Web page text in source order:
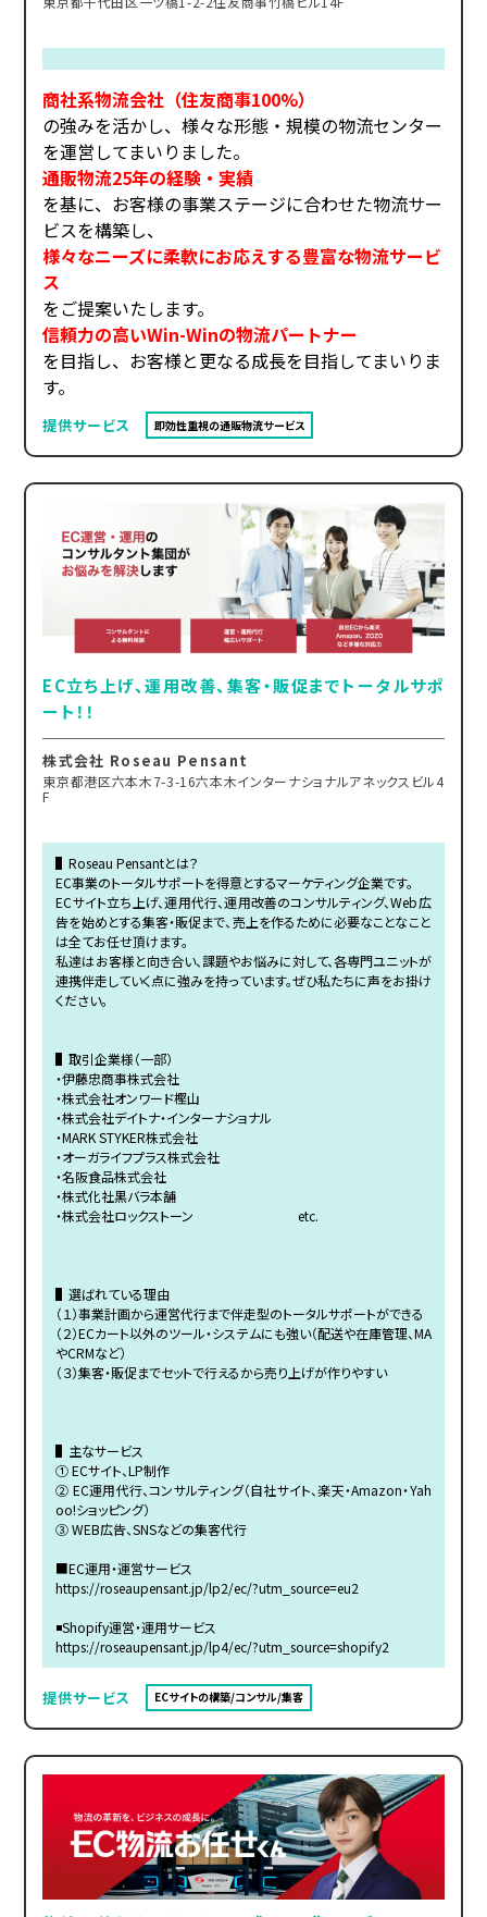
商社系物流会社（住友商事100%）
の強みを活かし、様々な形態・規模の物流センター
を運営してまいりました。
通販物流25年の経験・実績
を基に、お客様の事業ステージに合わせた物流サー
ビスを構築し、
様々なニーズに柔軟にお応えする豊富な物流サービ
ス
をご提案いたします。
信頼力の高いWin-Winの物流パートナー
を目指し、お客様と更なる成長を目指してまいりま
す。
提供サービス 即効性重視の通販物流サービス
EC立ち上げ、運用改善、集客・販促までトータルサポ
ート！！
株式会社 Roseau Pensant
東京都港区六本木7-3-16六本木インターナショナルアネックスビル4
F
▌Roseau Pensantとは？
EC事業のトータルサポートを得意とするマーケティング企業です。
ECサイト立ち上げ、運用代行、運用改善のコンサルティング、Web広
告を始めとする集客・販促まで、売上を作るために必要なことなこと
は全てお任せ頂けます。
私達はお客様と向き合い、課題やお悩みに対して、各専門ユニットが
連携伴走していく点に強みを持っています。ぜひ私たちに声をお掛け
ください。
▌取引企業様（一部）
・伊藤忠商事株式会社
・株式会社オンワード樫山
・株式会社デイトナ・インターナショナル
・MARK STYKER株式会社
・オーガライフプラス株式会社
・名阪食品株式会社
・株式化社黒バラ本舗
・株式会社ロックストーン etc.
▌選ばれている理由
（１）事業計画から運営代行まで伴走型のトータルサポートができる
（２）ECカート以外のツール・システムにも強い（配送や在庫管理、MA
やCRMなど）
（３）集客・販促までセットで行えるから売り上げが作りやすい
▌主なサービス
① ECサイト、LP制作
② EC運用代行、コンサルティング（自社サイト、楽天・Amazon・Yah
oo!ショッピング）
③ WEB広告、SNSなどの集客代行
■EC運用・運営サービス
https://roseaupensant.jp/lp2/ec/?utm_source=eu2
◾️Shopify運営・運用サービス
https://roseaupensant.jp/lp4/ec/?utm_source=shopify2
提供サービス ECサイトの構築/コンサル/集客